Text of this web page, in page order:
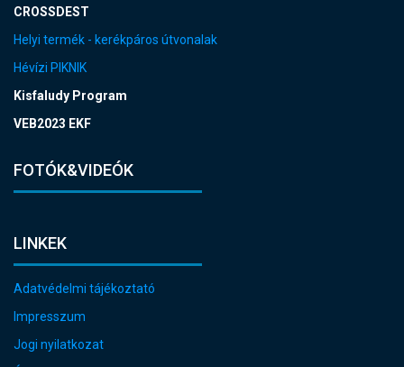
CROSSDEST
Helyi termék - kerékpáros útvonalak
Hévízi PIKNIK
Kisfaludy Program
VEB2023 EKF
FOTÓK&VIDEÓK
LINKEK
Adatvédelmi tájékoztató
Impresszum
Jogi nyilatkozat